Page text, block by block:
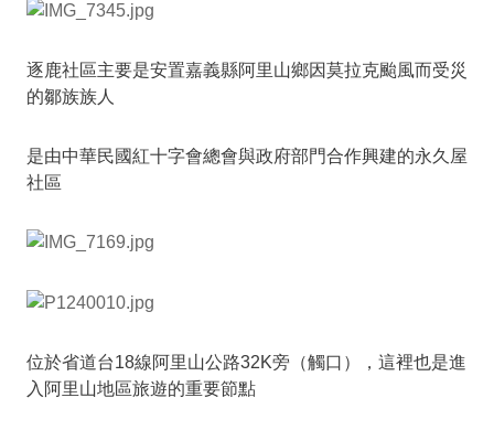
逐鹿社區主要是安置嘉義縣阿里山鄉因莫拉克颱風而受災
的鄒族族人
是由中華民國紅十字會總會與政府部門合作興建的永久屋
社區
位於省道台18線阿里山公路32K旁（觸口），這裡也是進
入阿里山地區旅遊的重要節點